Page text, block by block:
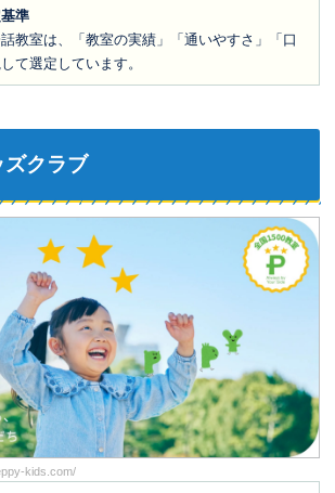
準
教室は、「教室の実績」「通いやすさ」「口
て選定しています。
クラブ
kids.com/